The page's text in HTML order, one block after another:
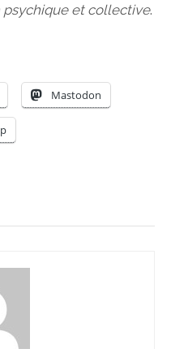
psychique et collective.
Mastodon